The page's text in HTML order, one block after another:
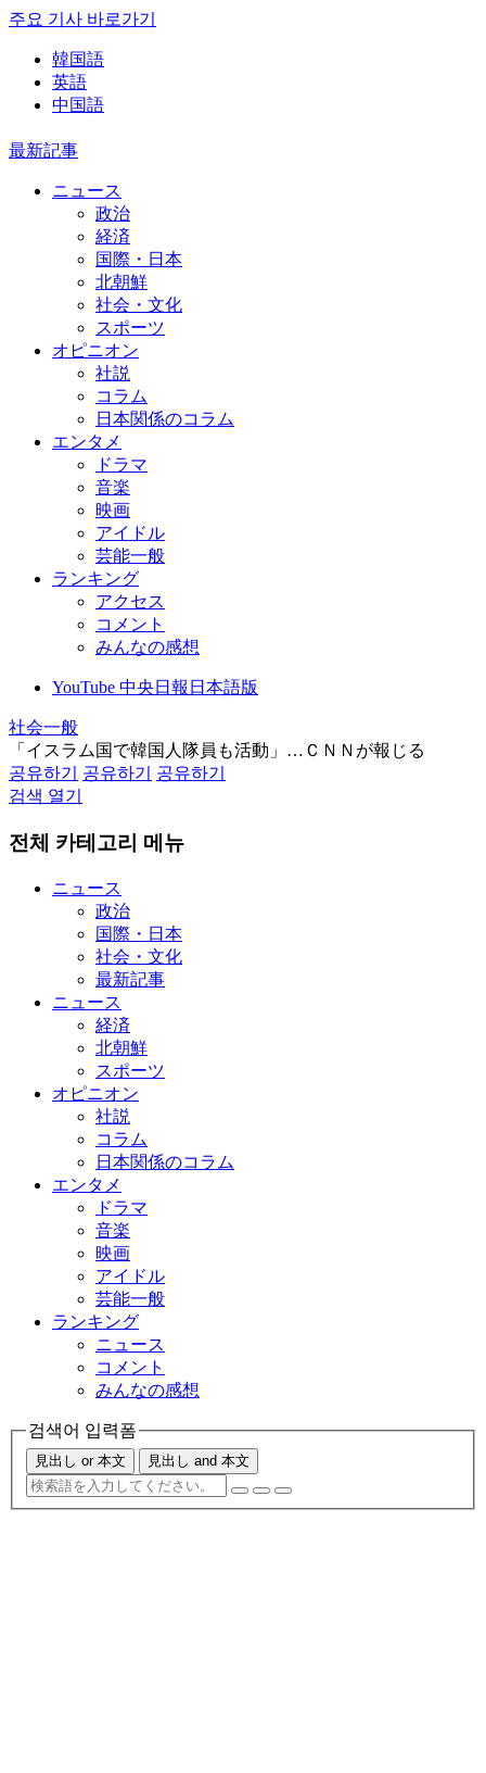
주요 기사 바로가기
韓国語
英語
中国語
最新記事
ニュース
政治
経済
国際・日本
北朝鮮
社会・文化
スポーツ
オピニオン
社説
コラム
日本関係のコラム
エンタメ
ドラマ
音楽
映画
アイドル
芸能一般
ランキング
アクセス
コメント
みんなの感想
YouTube 中央日報日本語版
社会一般
「イスラム国で韓国人隊員も活動」…ＣＮＮが報じる
공유하기
공유하기
공유하기
검색 열기
전체 카테고리 메뉴
ニュース
政治
国際・日本
社会・文化
最新記事
ニュース
経済
北朝鮮
スポーツ
オピニオン
社説
コラム
日本関係のコラム
エンタメ
ドラマ
音楽
映画
アイドル
芸能一般
ランキング
ニュース
コメント
みんなの感想
검색어 입력폼
見出し or 本文 見出し and 本文